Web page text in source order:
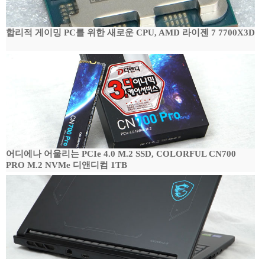
합리적 게이밍 PC를 위한 새로운 CPU, AMD 라이젠 7 7700X3D
어디에나 어울리는 PCIe 4.0 M.2 SSD, COLORFUL CN700
PRO M.2 NVMe 디앤디컴 1TB